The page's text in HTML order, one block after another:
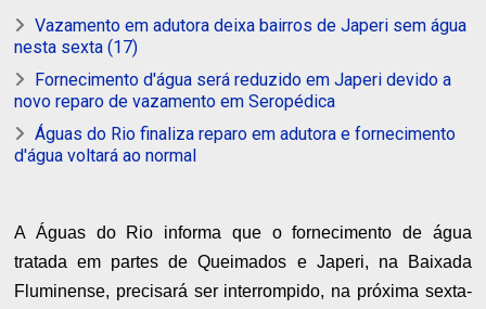
Vazamento em adutora deixa bairros de Japeri sem água
nesta sexta (17)
Fornecimento d'água será reduzido em Japeri devido a
novo reparo de vazamento em Seropédica
Águas do Rio finaliza reparo em adutora e fornecimento
d'água voltará ao normal
A Águas do Rio informa que o fornecimento de água
tratada em partes de Queimados e Japeri, na Baixada
Fluminense, precisará ser interrompido, na próxima sexta-